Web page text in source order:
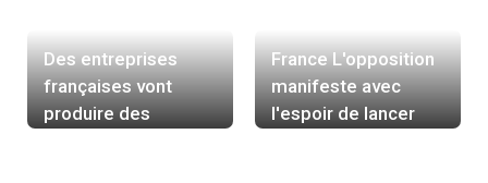
Des entreprises
françaises vont
produire des
France L'opposition
manifeste avec
l'espoir de lancer